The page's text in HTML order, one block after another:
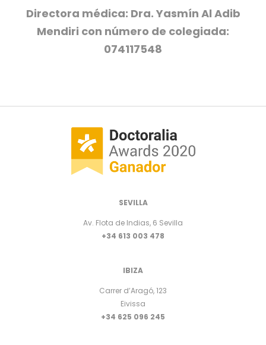
Directora médica: Dra. Yasmín Al Adib
Mendiri con número de colegiada:
074117548
SEVILLA
Av. Flota de Indias, 6 Sevilla
+34 613 003 478
IBIZA
Carrer d’Aragó, 123
Eivissa
+34 625 096 245